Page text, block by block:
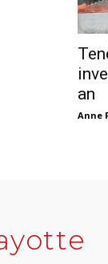
an
Anne